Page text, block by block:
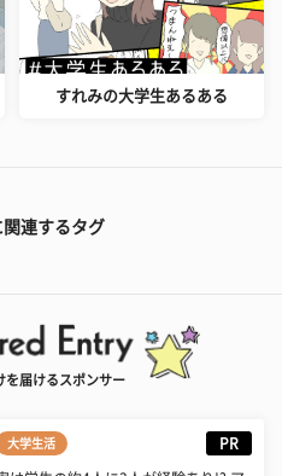
すれみの大学生あるある
関連するタグ
を届けるスポンサー
大学生活 PR